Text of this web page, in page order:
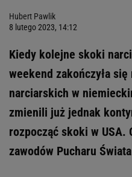
Hubert Pawlik
8 lutego 2023, 14:12
Kiedy kolejne skoki
weekend zakończyła
narciarskich w
zmienili już jednak
rozpocząć skoki w USA.
zawodów Pucharu